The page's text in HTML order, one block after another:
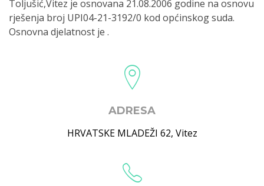
Toljušić,Vitez je osnovana 21.08.2006 godine na osnovu
rješenja broj UPI04-21-3192/0 kod općinskog suda.
Osnovna djelatnost je .
ADRESA
HRVATSKE MLADEŽI 62, Vitez